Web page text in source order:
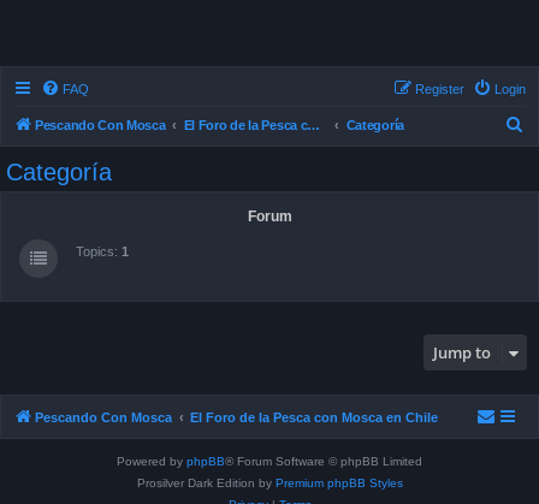
FAQ Login
Register
Pescando Con Mosca El Foro de la Pesca con Mosca en Chile Categoría
Categoría
Forum
Topics: 1
Jump to
Pescando Con Mosca El Foro de la Pesca con Mosca en Chile
Powered by phpBB® Forum Software © phpBB Limited
Prosilver Dark Edition by Premium phpBB Styles